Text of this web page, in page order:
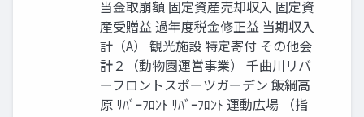
当金取崩額 固定資産売却収入 固定資
産受贈益 過年度税金修正益 当期収入
計（A） 観光施設 特定寄付 その他会
計２（動物園運営事業） 千曲川リバ
ーフロントスポーツガーデン 飯綱高
原 ﾘﾊﾞｰﾌﾛﾝﾄ ﾘﾊﾞｰﾌﾛﾝﾄ 運動広場 （指